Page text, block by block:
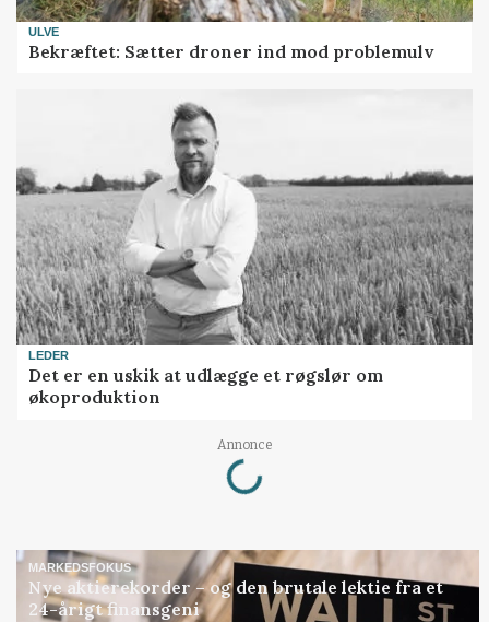
ULVE
Bekræftet: Sætter droner ind mod problemulv
LEDER
Det er en uskik at udlægge et røgslør om
økoproduktion
Annonce
Loading...
MARKEDSFOKUS
Nye aktierekorder – og den brutale lektie fra et
24-årigt finansgeni